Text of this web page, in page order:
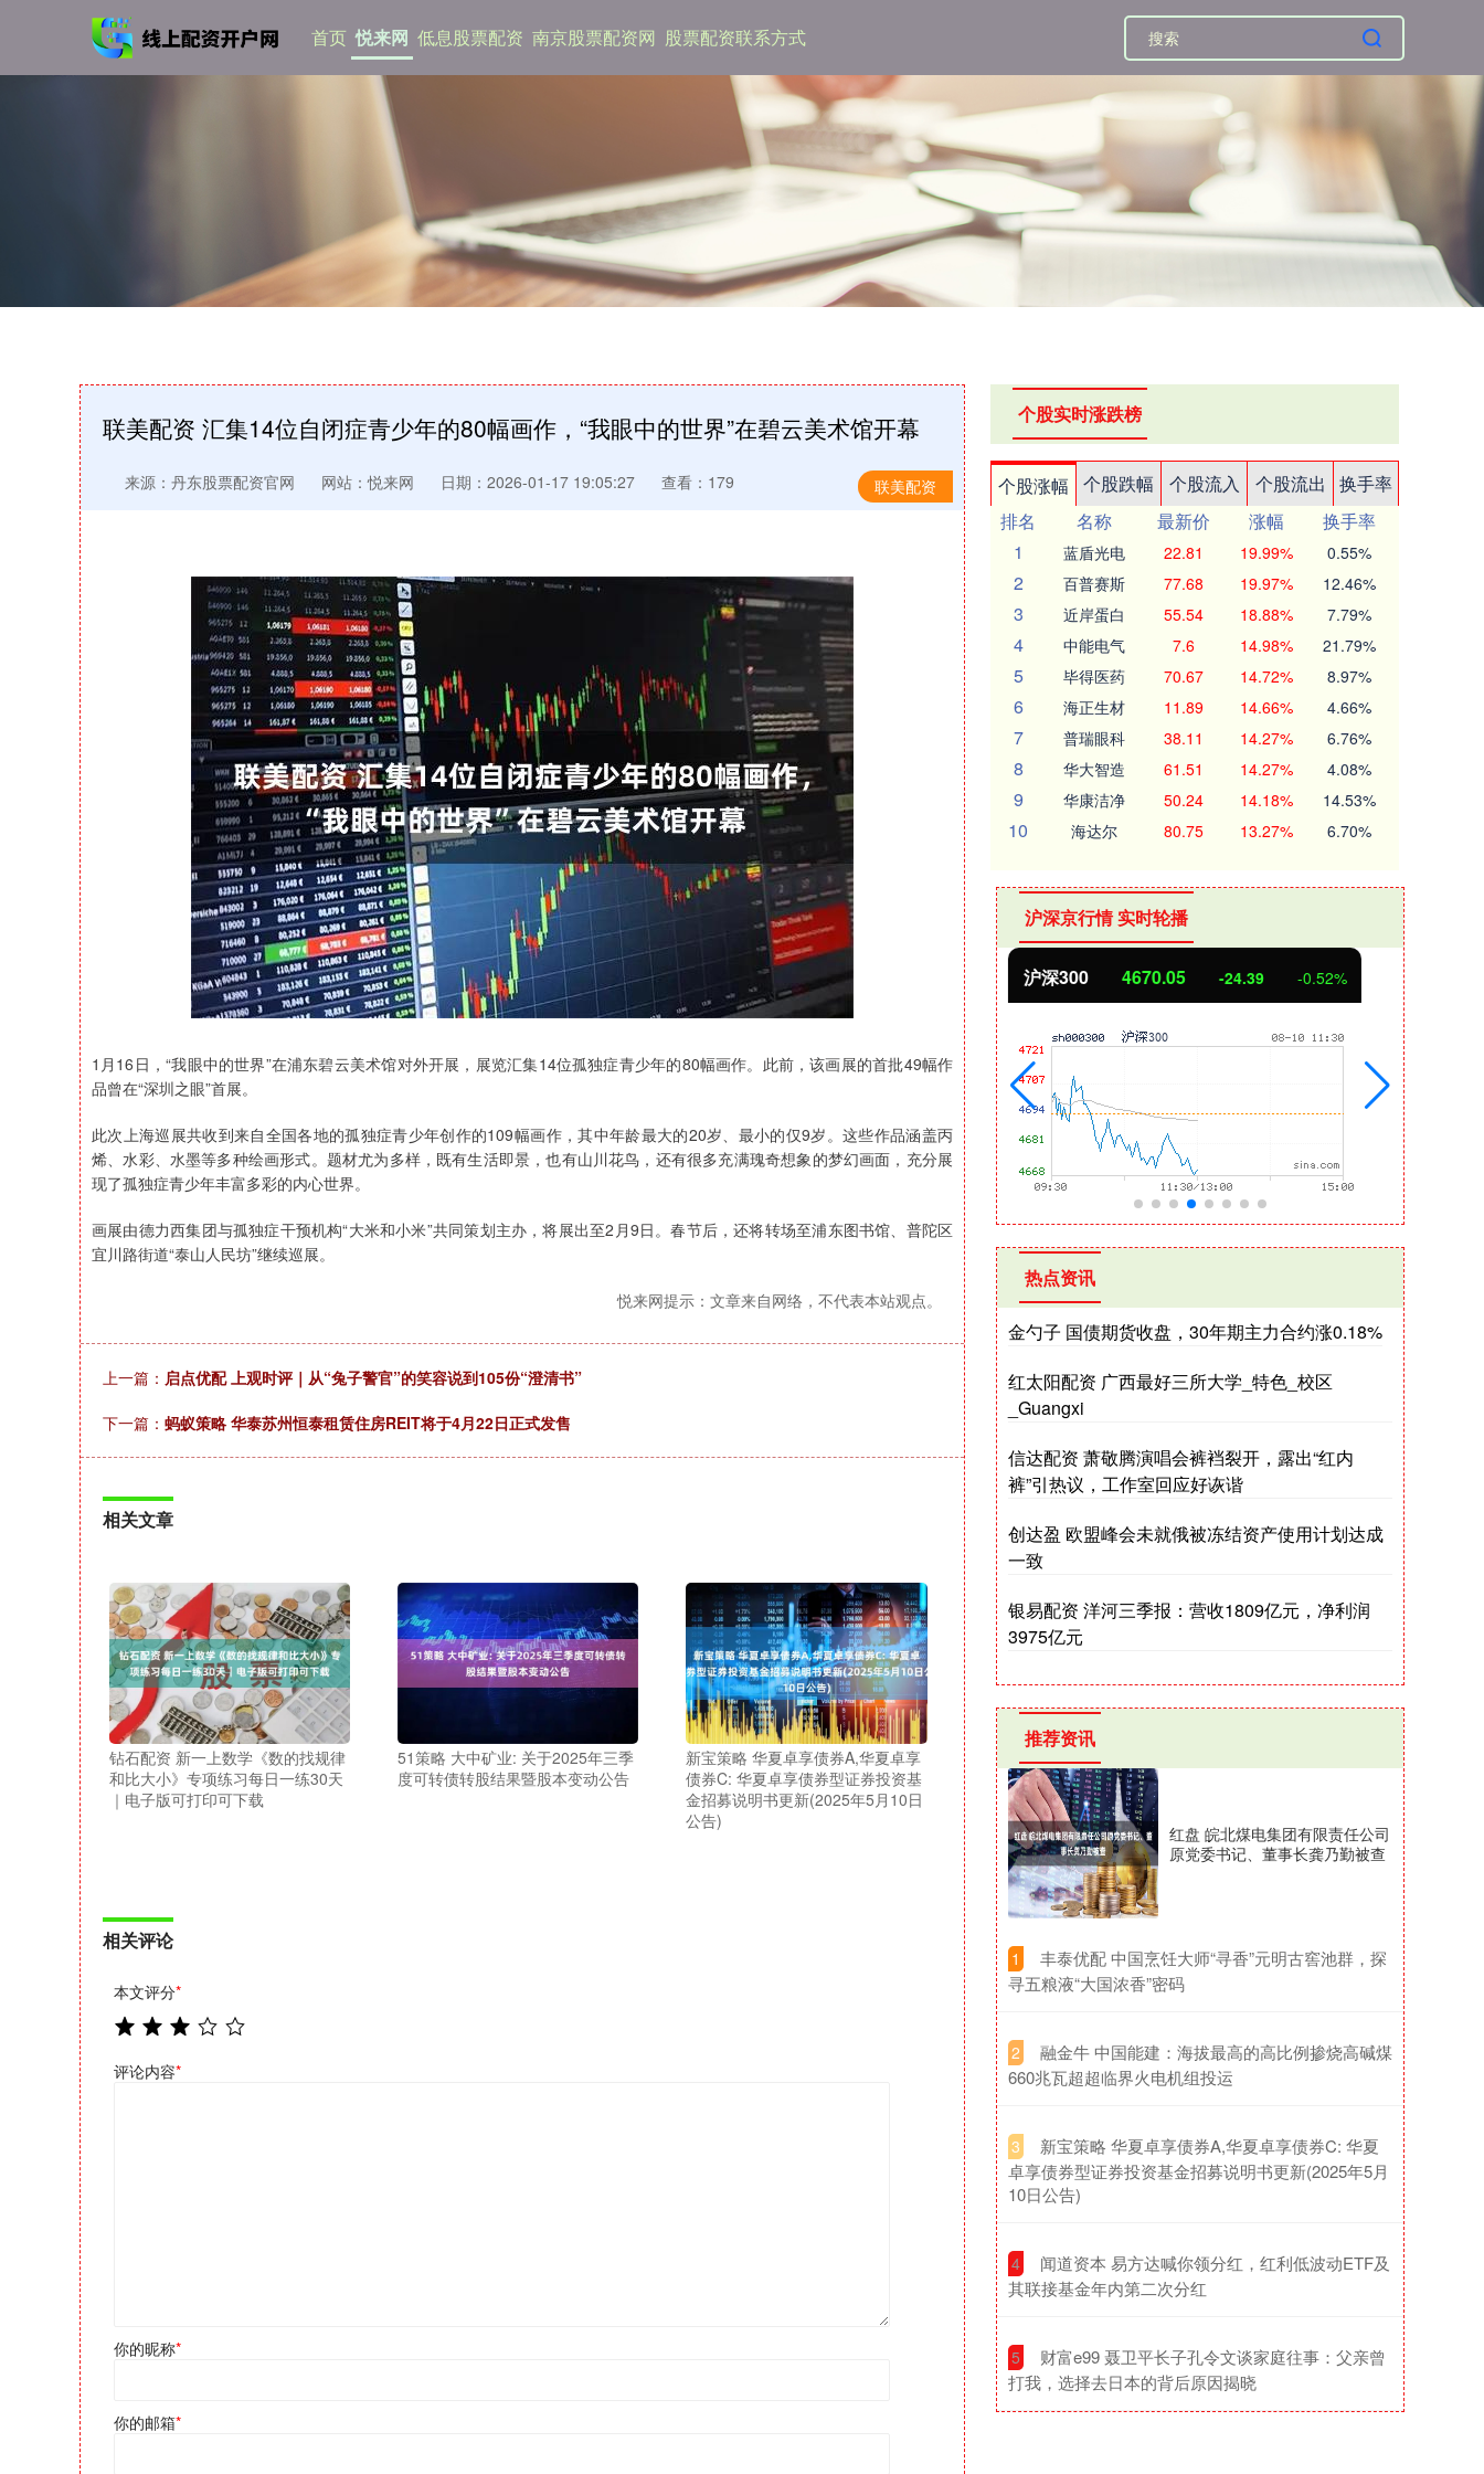
首页 悦来网 低息股票配资 南京股票配资网 股票配资联系方式
联美配资 汇集14位自闭症青少年的80幅画作，“我眼中的世界”在碧云美术馆开幕
联美配资
来源：丹东股票配资官网 网站：悦来网 日期：2026-01-17 19:05:27 查看：179
1月16日，“我眼中的世界”在浦东碧云美术馆对外开展，展览汇集14位孤独症青少年的80幅画作。此前，该画展的首批49幅作
品曾在“深圳之眼”首展。
此次上海巡展共收到来自全国各地的孤独症青少年创作的109幅画作，其中年龄最大的20岁、最小的仅9岁。这些作品涵盖丙
烯、水彩、水墨等多种绘画形式。题材尤为多样，既有生活即景，也有山川花鸟，还有很多充满瑰奇想象的梦幻画面，充分展
现了孤独症青少年丰富多彩的内心世界。
画展由德力西集团与孤独症干预机构“大米和小米”共同策划主办，将展出至2月9日。春节后，还将转场至浦东图书馆、普陀区
宜川路街道“泰山人民坊”继续巡展。
悦来网提示：文章来自网络，不代表本站观点。
上一篇： 启点优配 上观时评｜从“兔子警官”的笑容说到105份“澄清书”
下一篇： 蚂蚁策略 华泰苏州恒泰租赁住房REIT将于4月22日正式发售
相关文章
钻石配资 新一上数学《数的找规律
和比大小》专项练习每日一练30天
｜电子版可打印可下载
51策略 大中矿业: 关于2025年三季
度可转债转股结果暨股本变动公告
新宝策略 华夏卓享债券A,华夏卓享
债券C: 华夏卓享债券型证券投资基
金招募说明书更新(2025年5月10日
公告)
相关评论
本文评分*
评论内容*
你的昵称*
你的邮箱*
个股实时涨跌榜
个股涨幅 个股跌幅 个股流入 个股流出
换手率
排名
名称 最新价 涨幅
换手率
1
蓝盾光电 22.81 19.99% 0.55%
2 百普赛斯 77.68 19.97% 12.46%
3 近岸蛋白 55.54 18.88% 7.79%
4 中能电气 7.6 14.98% 21.79%
5 毕得医药 70.67 14.72% 8.97%
6 海正生材 11.89 14.66% 4.66%
7 普瑞眼科 38.11 14.27% 6.76%
8 华大智造 61.51 14.27% 4.08%
9 华康洁净 50.24 14.18% 14.53%
10 海达尔 80.75 13.27% 6.70%
沪深京行情 实时轮播
深证成指 14148.86 -162.15 -1.13% 沪深300 4670.05 -24.39 北证50 1125.45 -8.79 -0.78%
热点资讯
金勺子 国债期货收盘，30年期主力合约涨0.18%
红太阳配资 广西最好三所大学_特色_校区
_Guangxi
信达配资 萧敬腾演唱会裤裆裂开，露出“红内
裤”引热议，工作室回应好诙谐
创达盈 欧盟峰会未就俄被冻结资产使用计划达成
一致
银易配资 洋河三季报：营收1809亿元，净利润
3975亿元
推荐资讯
红盘 皖北煤电集团有限责任公司
原党委书记、董事长龚乃勤被查
1
​丰泰优配 中国烹饪大师“寻香”元明古窖池群，探
寻五粮液“大国浓香”密码
2
​融金牛 中国能建：海拔最高的高比例掺烧高碱煤
660兆瓦超超临界火电机组投运
3
​新宝策略 华夏卓享债券A,华夏卓享债券C: 华夏
卓享债券型证券投资基金招募说明书更新(2025年5月
10日公告)
4
​闻道资本 易方达喊你领分红，红利低波动ETF及
其联接基金年内第二次分红
5
​财富e99 聂卫平长子孔令文谈家庭往事：父亲曾
打我，选择去日本的背后原因揭晓